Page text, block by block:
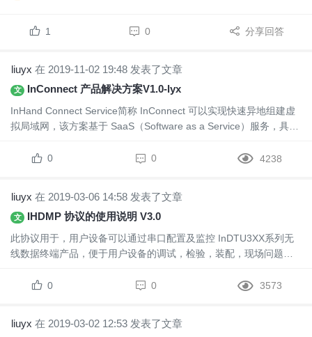
1 0 分享回答
liuyx 在 2019-11-02 19:48 发表了文章
文 InConnect 产品解决方案V1.0-lyx
InHand Connect Service简称 InConnect 可以实现快速异地组建虚
拟局域网，该方案基于 SaaS（Software as a Service）服务，具有
0
0 4238
liuyx 在 2019-03-06 14:58 发表了文章
文 IHDMP 协议的使用说明 V3.0
此协议用于，用户设备可以通过串口配置及监控 InDTU3XX系列无
线数据终端产品，便于用户设备的调试，检验，装配，现场问题排
0
0 3573
liuyx 在 2019-03-02 12:53 发表了文章